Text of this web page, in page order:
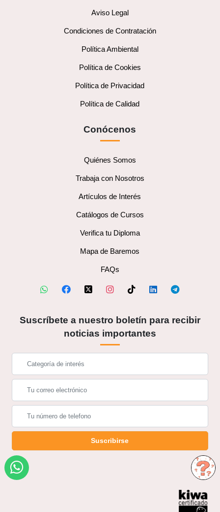
Aviso Legal
Condiciones de Contratación
Política Ambiental
Política de Cookies
Política de Privacidad
Política de Calidad
Conócenos
Quiénes Somos
Trabaja con Nosotros
Artículos de Interés
Catálogos de Cursos
Verifica tu Diploma
Mapa de Baremos
FAQs
Suscríbete a nuestro boletín para recibir
noticias importantes
Suscribirse